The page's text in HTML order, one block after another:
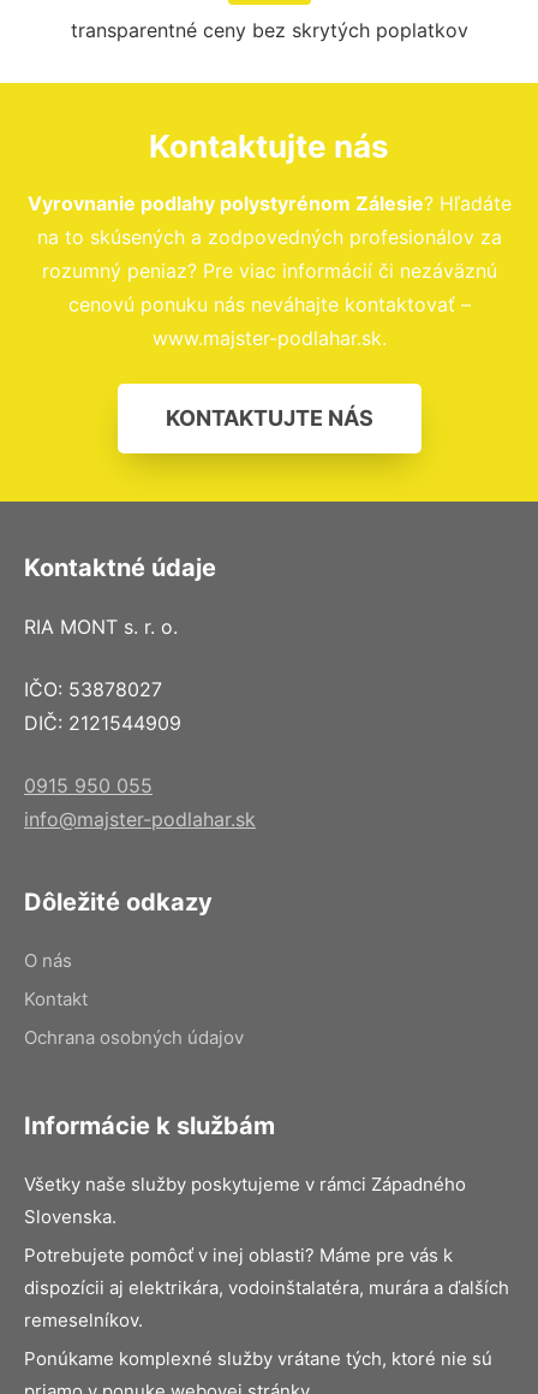
transparentné ceny bez skrytých poplatkov
Kontaktujte nás
Vyrovnanie podlahy polystyrénom Zálesie? Hľadáte
na to skúsených a zodpovedných profesionálov za
rozumný peniaz? Pre viac informácií či nezáväznú
cenovú ponuku nás neváhajte kontaktovať –
www.majster-podlahar.sk.
KONTAKTUJTE NÁS
Kontaktné údaje
RIA MONT s. r. o.
IČO: 53878027
DIČ: 2121544909
0915 950 055
info@majster-podlahar.sk
Dôležité odkazy
O nás
Kontakt
Ochrana osobných údajov
Informácie k službám
Všetky naše služby poskytujeme v rámci Západného
Slovenska.
Potrebujete pomôcť v inej oblasti? Máme pre vás k
dispozícii aj elektrikára, vodoinštalatéra, murára a ďalších
remeselníkov.
Ponúkame komplexné služby vrátane tých, ktoré nie sú